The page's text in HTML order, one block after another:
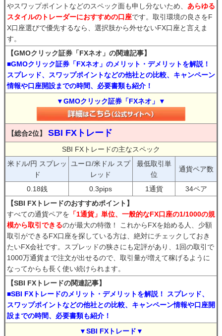
やスワップポイントなどのスペック面も申し分ないため、 あらゆる
スタイルのトレーダーにおすすめの口座です。取引環境の良さをF
X口座選びで優先するなら、選択肢から外せないFX口座と言えま
す。
【GMOクリック証券「FXネオ」の関連記事】
■GMOクリック証券「FXネオ」のメリット・デメリットを解説！
スプレッド、スワップポイントなどの他社との比較、キャンペーン
情報や口座開設までの時間、必要書類も紹介！
▼GMOクリック証券「FXネオ」▼
【総合2位】 SBI FXトレード
SBI FXトレードの主なスペック
米ドル/円 スプレッ
ド
ユーロ/米ドル スプ
レッド
最低取引単
位
通貨ペア数
0.18銭 0.3pips 1通貨
34ペア
【SBI FXトレードのおすすめポイント】
すべての通貨ペアを 「1通貨」単位、一般的なFX口座の1/1000の規
模から取引できるのが最大の特徴！ これからFXを始める人、少額
取引ができるFX口座を探している方は、絶対にチェックしておき
たいFX会社です。スプレッドの狭さにも定評があり、1回の取引で
1000万通貨まで注文が出せるので、取引量が増えて稼げるように
なってからも長く使い続けられます。
【SBI FXトレードの関連記事】
■SBI FXトレードのメリット・デメリットを解説！ スプレッド、
スワップポイントなどの他社との比較、キャンペーン情報や口座開
設までの時間、必要書類も紹介！
▼SBI FXトレード▼